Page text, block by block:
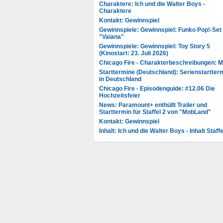
Charaktere: Ich und die Walter Boys -
Charaktere
Kontakt: Gewinnspiel
Gewinnspiele: Gewinnspiel: Funko Pop!-Set
"Vaiana"
Gewinnspiele: Gewinnspiel: Toy Story 5
(Kinostart: 23. Juli 2026)
Chicago Fire - Charakterbeschreibungen:
Starttermine (Deutschland):
in Deutschland
Chicago Fire - Episodenguide: #12.06 Die
Hochzeitsfeier
News: Paramount+ enthüllt Trailer und
Starttermin für Staffel 2 von "MobLand"
Kontakt: Gewinnspiel
Inhalt: Ich und die Walter Boys - Inhalt